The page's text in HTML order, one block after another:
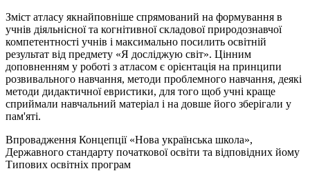
Зміст атласу якнайповніше спрямований на формування в
учнів діяльнісної та когнітивної складової природознавчої
компетентності учнів і максимально посилить освітній
результат від предмету «Я досліджую світ». Цінним
доповненням у роботі з атласом є орієнтація на принципи
розвивального навчання, методи проблемного навчання, деякі
методи дидактичної евристики, для того щоб учні краще
сприймали навчальний матеріал і на довше його зберігали у
пам'яті.
Впровадження Концепції «Нова українська школа»,
Державного стандарту початкової освіти та відповідних йому
Типових освітніх програм